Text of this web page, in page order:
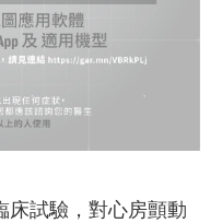
床試驗，對心房顫動